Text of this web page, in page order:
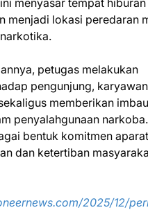
menjadi lokasi peredaran
petugas melakukan
pengunjung,
memberikan
penyalahgunaan
bentuk komitmen
dan ketertiban
2025/12/